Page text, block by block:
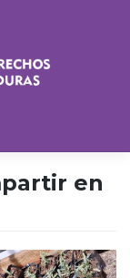
en